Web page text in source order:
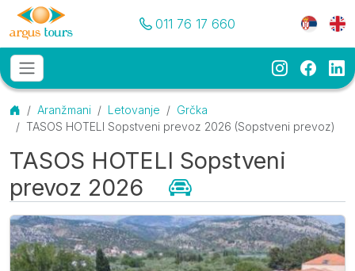
Pozovite nas
011 76 17 660 Meni
Osnovni meni
MENU
Instagram
Početna
Aranžmani Letovanje
Grčka
TASOS HOTELI Sopstveni prevoz 2026 (Sopstveni prevoz)
TASOS HOTELI Sopstveni
prevoz 2026
(Sopstveni prevoz)
O destinaciji
Galerija